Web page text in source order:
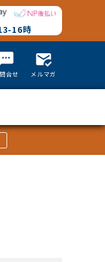
16時
合せ
mark_email_read
メルマガ